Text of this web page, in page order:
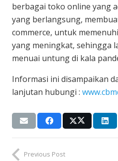
berbagai toko online yang
yang berlangsung,
commerce, untuk
yang meningkat, sehingga
menuai untung di kala
Informasi ini disampaikan
lanjutan hubungi :
Previous Post